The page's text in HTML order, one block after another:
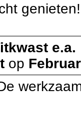
e.a.
op